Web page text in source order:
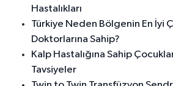
Hastalıkları
Türkiye Neden Bölgenin En İyi
Doktorlarına Sahip?
Kalp Hastalığına Sahip
Tavsiyeler